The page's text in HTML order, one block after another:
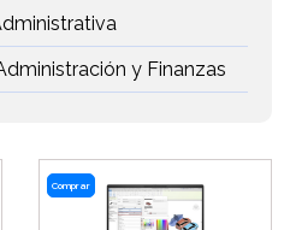
y Finanzas
Comprar